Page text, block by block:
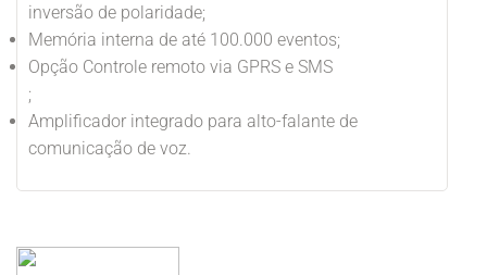
inversão de polaridade;
Memória interna de até 100.000 eventos;
Opção Controle remoto via GPRS e SMS
;
Amplificador integrado para alto-falante de
comunicação de voz.